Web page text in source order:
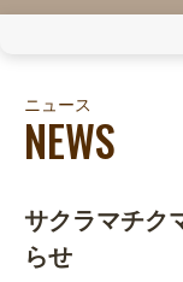
ニュース
NEWS
サクラマチク
らせ